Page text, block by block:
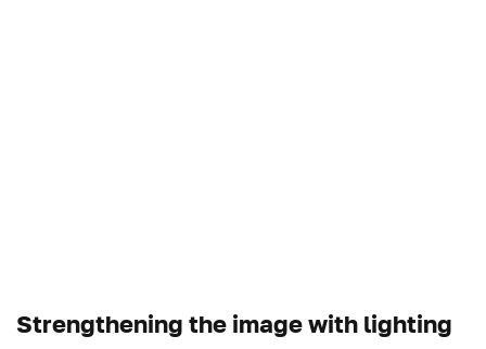
Strengthening the image with lighting